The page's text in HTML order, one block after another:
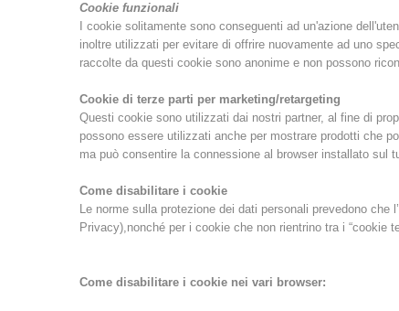
Cookie funzionali
I cookie solitamente sono conseguenti ad un'azione
inoltre utilizzati per evitare di offrire nuovamente ad uno
raccolte da questi cookie sono anonime e non possono
Cookie di terze parti per marketing/retargeting
Questi cookie sono utilizzati dai nostri partner, al fine di
possono essere utilizzati anche per mostrare prodotti che
ma può consentire la connessione al browser installato
Come disabilitare i cookie
Le norme sulla protezione dei dati personali prevedono che
Privacy),nonché per i cookie che non rientrino tra i “cookie
Come disabilitare i cookie nei vari browser: